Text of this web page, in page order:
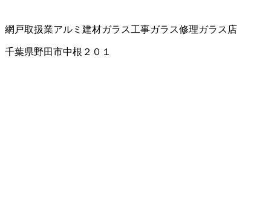
網戸取扱業アルミ建材ガラス工事ガラス修理ガラス店
千葉県野田市中根２０１